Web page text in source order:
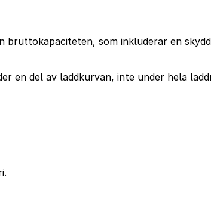
bruttokapaciteten, som inkluderar en
en del av laddkurvan, inte under hela